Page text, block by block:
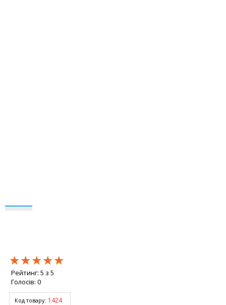
★★★★★
★★★★★
★★★★★
Рейтинг: 5 з 5
Голосів: 0
Код товару: 1424